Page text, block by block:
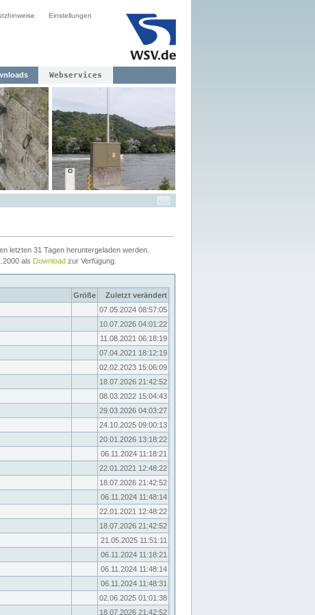
Einstellungen
Webservices
letzten 31 Tagen heruntergeladen werden.
als Download zur Verfügung.
Größe
Zuletzt verändert
07.05.2024 08:57:05
10.07.2026 04:01:22
11.08.2021 06:18:19
07.04.2021 18:12:19
02.02.2023 15:06:09
18.07.2026 21:42:52
08.03.2022 15:04:43
29.03.2026 04:03:27
24.10.2025 09:00:13
20.01.2026 13:18:22
06.11.2024 11:18:21
22.01.2021 12:48:22
18.07.2026 21:42:52
06.11.2024 11:48:14
22.01.2021 12:48:22
18.07.2026 21:42:52
21.05.2025 11:51:11
06.11.2024 11:18:21
06.11.2024 11:48:14
06.11.2024 11:48:31
02.06.2025 01:01:38
18.07.2026 21:42:52